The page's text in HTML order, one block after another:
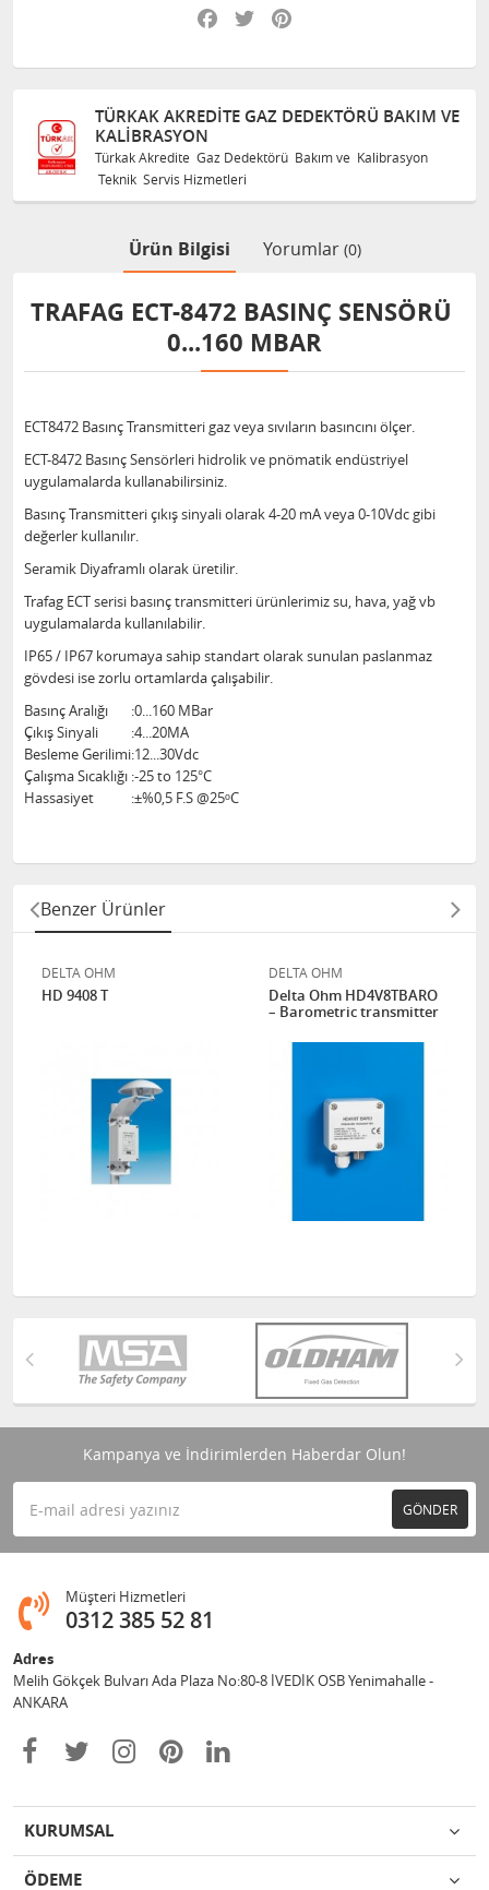
Facebook
Twitter
TÜRKAK AKREDITE GAZ DEDEKTÖRÜ BAKIM VE
KALIBRASYON
Türkak Akredite Gaz Dedektörü Bakım ve Kalibrasyon
Teknik Servis Hizmetleri
Ürün Bilgisi Yorumlar (0)
TRAFAG ECT-8472 BASINÇ SENSÖRÜ
0...160 MBAR
ECT8472 Basınç Transmitteri gaz veya sıvıların basıncını ölçer.
ECT-8472 Basınç Sensörleri hidrolik ve pnömatik endüstriyel
uygulamalarda kullanabilirsiniz.
Basınç Transmitteri çıkış sinyali olarak 4-20 mA veya 0-10Vdc gibi
değerler kullanılır.
Seramik Diyaframlı olarak üretilir.
Trafag ECT serisi basınç transmitteri ürünlerimiz su, hava, yağ vb
uygulamalarda kullanılabilir.
IP65 / IP67 korumaya sahip standart olarak sunulan paslanmaz
gövdesi ise zorlu ortamlarda çalışabilir.
Basınç Aralığı
:0...160 MBar
Çıkış Sinyali
:4...20MA
Besleme Gerilimi:12...30Vdc
Çalışma Sıcaklığı :-25 to 125°C
Hassasiyet
:±%0,5 F.S @25ᵒC
Benzer Ürünler
DELTA OHM
HD 9408 T
DELTA OHM
Delta Ohm HD4V8TBARO
– Barometric transmitter
Kampanya ve İndirimlerden Haberdar Olun!
GÖNDER
Müşteri Hizmetleri
0312 385 52 81
Adres
Melih Gökçek Bulvarı Ada Plaza No:80-8 İVEDİK OSB Yenimahalle -
ANKARA
KURUMSAL
ÖDEME